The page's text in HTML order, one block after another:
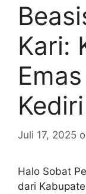
Kari:
Kediri
Juli 17, 2025
Halo Sobat
dari